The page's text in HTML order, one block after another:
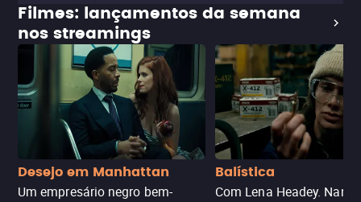
Filmes: lançamentos da semana
nos streamings
Desejo em Manhattan
Um empresário negro bem-
Balística
Com Lena Headey.